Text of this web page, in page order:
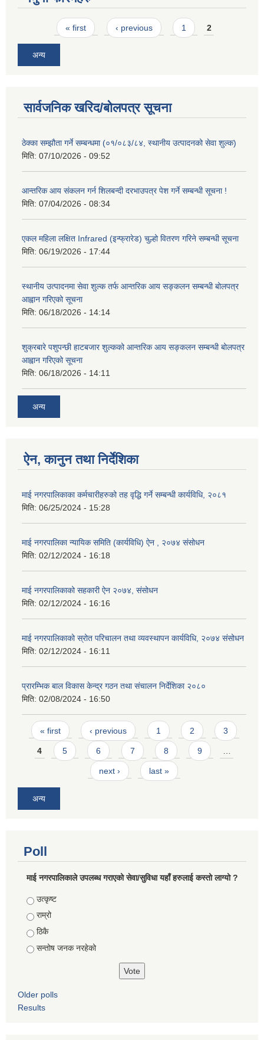
Pages« first ‹ previous 1 2
अन्य
सार्वजनिक खरिद/बोलपत्र सूचना
ठेक्का सम्झौता गर्ने सम्बन्धमा (०१/०८३/८४, स्थानीय उत्पादनको सेवा शुल्क)
मिति: 07/10/2026 - 09:52
आन्तरिक आय संकलन गर्न शिलबन्दी दरभाउपत्र पेश गर्ने सम्बन्धी सूचना !
मिति: 07/04/2026 - 08:34
एकल महिला लक्षित Infrared (इन्फ्रारेड) चुल्हो वितरण गरिने सम्बन्धी सूचना
मिति: 06/19/2026 - 17:44
स्थानीय उत्पादनमा सेवा शुल्क तर्फ आन्तरिक आय सङ्कलन सम्बन्धी बोलपत्र
आह्वान गरिएको सूचना
मिति: 06/18/2026 - 14:14
शुक्रबारे पशुपन्छी हाटबजार शुल्कको आन्तरिक आय सङ्कलन सम्बन्धी बोलपत्र
आह्वान गरिएको सूचना
मिति: 06/18/2026 - 14:11
अन्य
ऐन, कानुन तथा निर्देशिका
माई नगरपालिकाका कर्मचारीहरुको तह वृद्धि गर्ने सम्बन्धी कार्यविधि, २०८१
मिति: 06/25/2024 - 15:28
माई नगरपालिका न्यायिक समिति (कार्यविधि) ऐन , २०७४ संसोधन
मिति: 02/12/2024 - 16:18
माई नगरपालिकाको सहकारी ऐन २०७४, संसोधन
मिति: 02/12/2024 - 16:16
माई नगरपालिकाको स्रोत परिचालन तथा व्यवस्थापन कार्यविधि, २०७४ संसोधन
मिति: 02/12/2024 - 16:11
प्रारम्भिक बाल विकास केन्द्र गठन तथा संचालन निर्देशिका २०८०
मिति: 02/08/2024 - 16:50
Pages
« first ‹ previous 1 2 3
4 5 6 7 8 9 …
next › last »
अन्य
Poll
माई नगरपालिकाले उपलब्ध गराएको सेवा/सुविधा यहाँ हरुलाई कस्तो लाग्यो ?
Choices
उत्कृष्ट
राम्रो
ठिकै
सन्तोष जनक नरहेको
Older polls
Results